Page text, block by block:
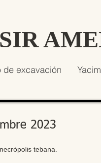
de excavación
2023
tebana.